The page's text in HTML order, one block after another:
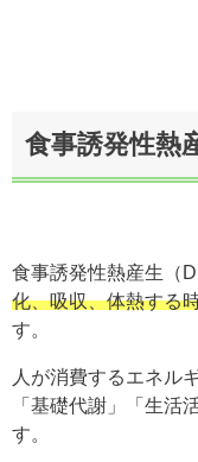
食事誘発性熱
食事誘発性熱産生（
化、吸収、体熱する
す。
人が消費するエネル
「基礎代謝」「生活
す。